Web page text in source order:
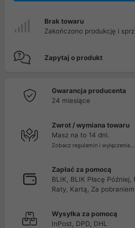
Brak towaru
Zakończono produkcję i
Zapytaj o produkt
Gwarancja producenta
24 miesiące
Zwrot / wymiana towaru
Masz na to 14 dni.
Zobacz regulamin i wyłączenia...
Zapłać za pomocą
BLIK, BLIK Płacę Później,
Raty, Kartą, Za pobraniem
Wysyłka za pomocą
InPost, DPD, DHL